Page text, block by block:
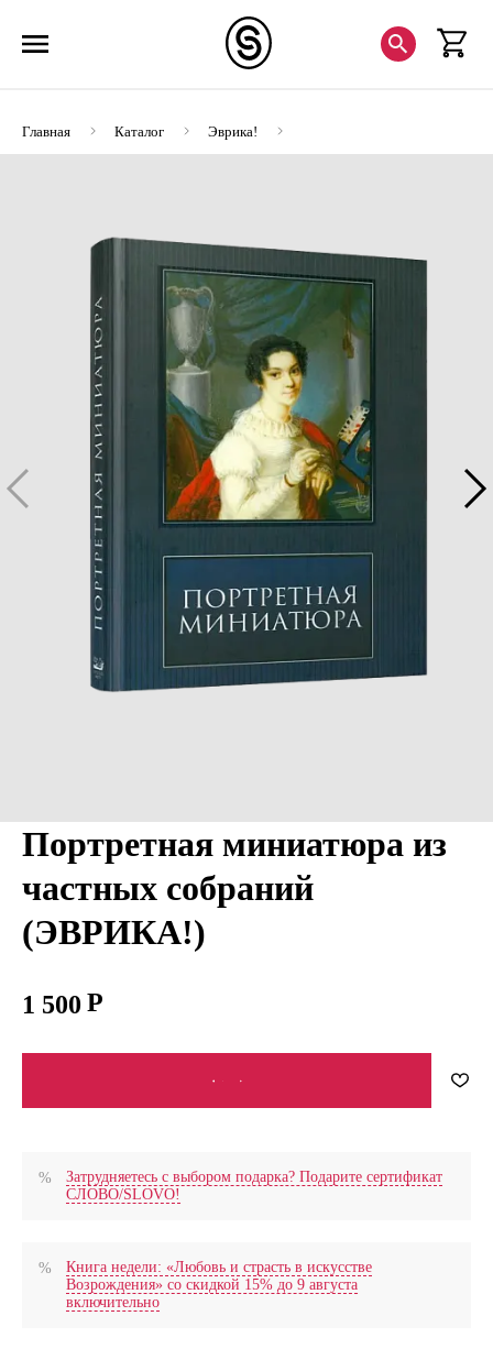
Главная Каталог
Эврика!
Портретная миниатюра из частных собраний (ЭВРИКА!)
Портретная миниатюра из
частных собраний
(ЭВРИКА!)
1 500
В КОРЗИНУ
Затрудняетесь с выбором подарка? Подарите сертификат
СЛОВО/SLOVO!
Книга недели: «Любовь и страсть в искусстве
Возрождения» со скидкой 15% до 9 августа
включительно